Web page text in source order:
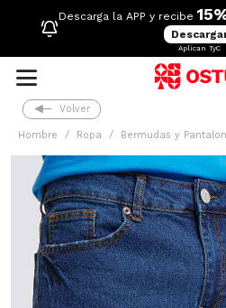
Descarga la APP y recibe
Aplican TyC
Volver
Hombre Ropa Bermudas y